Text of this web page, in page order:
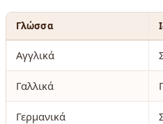
Γλώσσα
Αγγλικά
Γαλλικά
Γερμανικά